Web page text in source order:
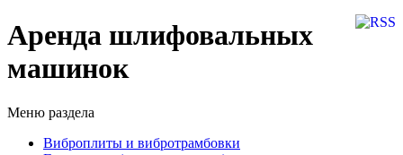
Аренда шлифовальных
машинок
Меню раздела
Виброплиты и вибротрамбовки